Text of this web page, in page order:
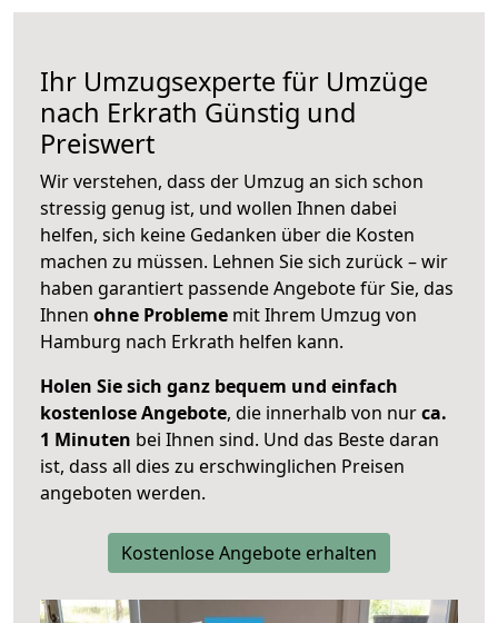
Ihr Umzugsexperte für Umzüge
nach Erkrath Günstig und
Preiswert
Wir verstehen, dass der Umzug an sich schon
stressig genug ist, und wollen Ihnen dabei
helfen, sich keine Gedanken über die Kosten
machen zu müssen. Lehnen Sie sich zurück – wir
haben garantiert passende Angebote für Sie, das
Ihnen ohne Probleme mit Ihrem Umzug von
Hamburg nach Erkrath helfen kann.
Holen Sie sich ganz bequem und einfach
kostenlose Angebote, die innerhalb von nurca.
1 Minuten bei Ihnen sind. Und das Beste daran
ist, dass all dies zu erschwinglichen Preisen
angeboten werden.
Kostenlose Angebote erhalten